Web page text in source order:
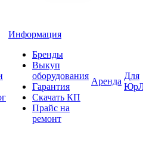
Информация
Бренды
Выкуп
оборудования
Гарантия
Скачать КП
Прайс на
ремонт
Аренда
Для